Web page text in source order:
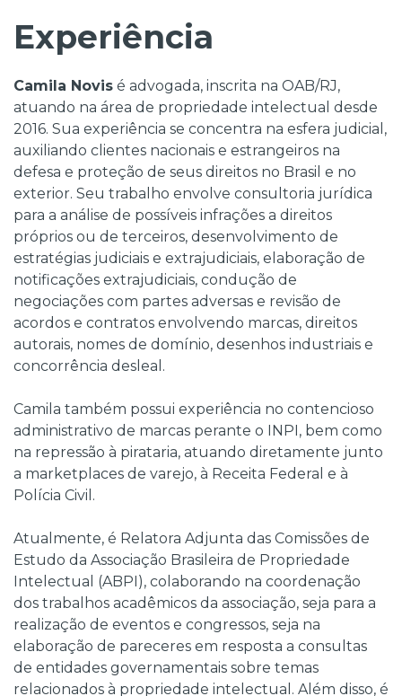
Experiência
Camila Novis é advogada, inscrita na OAB/RJ,
atuando na área de propriedade intelectual desde
2016. Sua experiência se concentra na esfera judicial,
auxiliando clientes nacionais e estrangeiros na
defesa e proteção de seus direitos no Brasil e no
exterior. Seu trabalho envolve consultoria jurídica
para a análise de possíveis infrações a direitos
próprios ou de terceiros, desenvolvimento de
estratégias judiciais e extrajudiciais, elaboração de
notificações extrajudiciais, condução de
negociações com partes adversas e revisão de
acordos e contratos envolvendo marcas, direitos
autorais, nomes de domínio, desenhos industriais e
concorrência desleal.
Camila também possui experiência no contencioso
administrativo de marcas perante o INPI, bem como
na repressão à pirataria, atuando diretamente junto
a marketplaces de varejo, à Receita Federal e à
Polícia Civil.
Atualmente, é Relatora Adjunta das Comissões de
Estudo da Associação Brasileira de Propriedade
Intelectual (ABPI), colaborando na coordenação
dos trabalhos acadêmicos da associação, seja para a
realização de eventos e congressos, seja na
elaboração de pareceres em resposta a consultas
de entidades governamentais sobre temas
relacionados à propriedade intelectual. Além disso, é